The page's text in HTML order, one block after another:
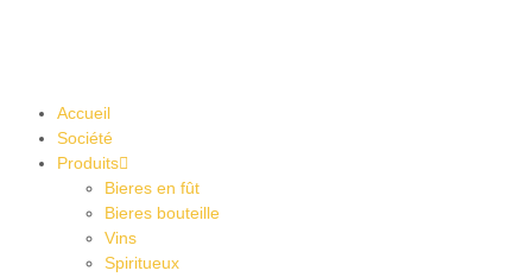
Accueil
Société
Produits
Bieres en fût
Bieres bouteille
Vins
Spiritueux